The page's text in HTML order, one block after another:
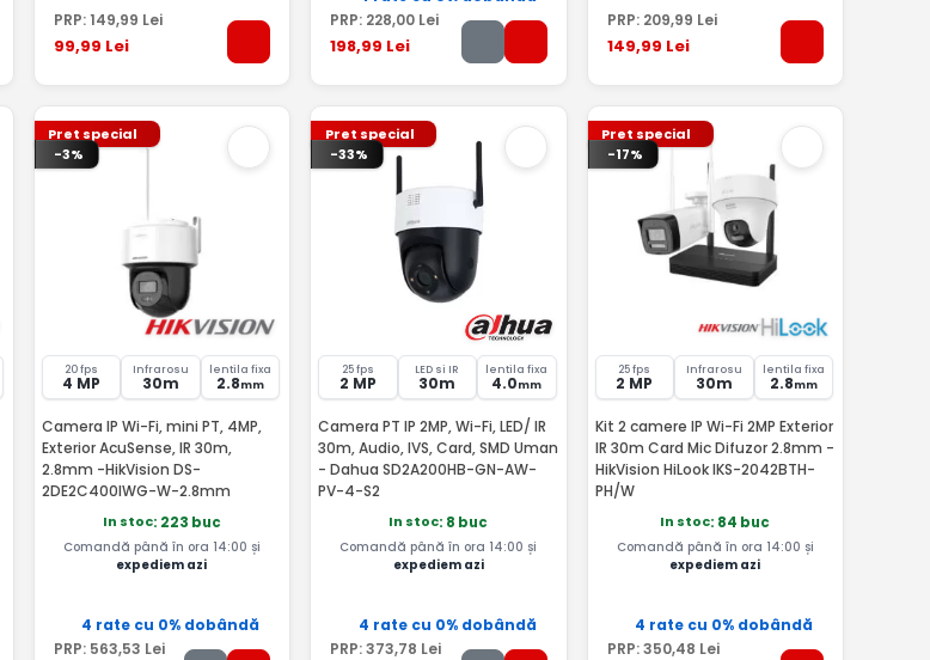
PRP: 149,99 Lei
99,99 Lei
PRP: 228,00 Lei
198,99 Lei
PRP: 209,99 Lei
149,99 Lei
Pret special
-3%
20 fps
4 MP
Infrarosu
30m
lentila fixa
2.8mm
Camera IP Wi-Fi, mini PT, 4MP,
Exterior AcuSense, IR 30m,
2.8mm -HikVision DS-
2DE2C400IWG-W-2.8mm
In stoc: 223 buc
Comandă până în ora 14:00 și
expediem azi
4 rate cu 0% dobândă
PRP: 563,53 Lei
Pret special
-33%
25 fps
2 MP
LED si IR
30m
lentila fixa
4.0mm
Camera PT IP 2MP, Wi-Fi, LED/ IR
30m, Audio, IVS, Card, SMD Uman
- Dahua SD2A200HB-GN-AW-
PV-4-S2
In stoc: 8 buc
Comandă până în ora 14:00 și
expediem azi
4 rate cu 0% dobândă
PRP:373,78 Lei
Pret special
-17%
25 fps
2 MP
Infrarosu
30m
lentila fixa
2.8mm
Kit 2 camere IP Wi-Fi 2MP Exterior
IR 30m Card Mic Difuzor 2.8mm -
HikVision HiLook IKS-2042BTH-
PH/W
In stoc: 84 buc
Comandă până în ora 14:00 și
expediem azi
4 rate cu 0% dobândă
PRP:350,48 Lei